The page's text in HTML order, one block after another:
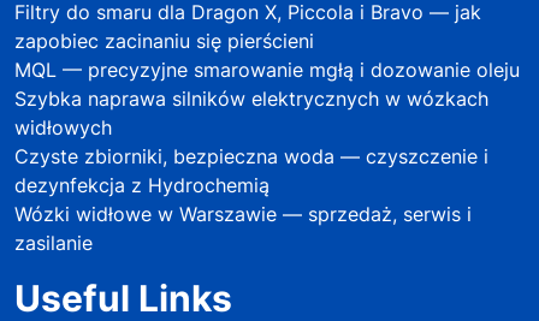
Filtry do smaru dla Dragon X, Piccola i Bravo — jak
zapobiec zacinaniu się pierścieni
MQL — precyzyjne smarowanie mgłą i dozowanie oleju
Szybka naprawa silników elektrycznych w wózkach
widłowych
Czyste zbiorniki, bezpieczna woda — czyszczenie i
dezynfekcja z Hydrochemią
Wózki widłowe w Warszawie — sprzedaż, serwis i
zasilanie
Useful Links